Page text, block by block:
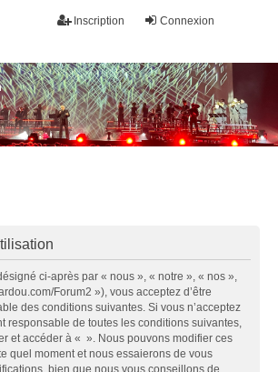
Connexion
Inscription
ci-après par « nous », « notre », « nos »,
Forum2 »), vous acceptez d’être
des conditions suivantes. Si vous n’acceptez
responsable de toutes les conditions suivantes,
et accéder à « ». Nous pouvons modifier ces
quel moment et nous essaierons de vous
bien que nous vous conseillons de